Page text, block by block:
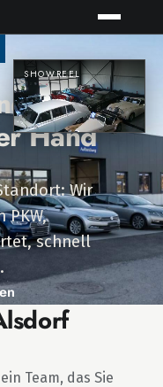
SHOWREEL
Hand
Wir
PKW,
schnell
Team, das Sie